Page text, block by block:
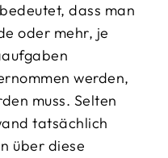
dass man
oder mehr, je
werden,
muss. Selten
tatsächlich
über diese